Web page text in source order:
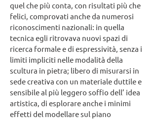
quel che più conta, con risultati più che
felici, comprovati anche da numerosi
riconoscimenti nazionali: in quella
tecnica egli ritrovava nuovi spazi di
ricerca formale e di espressività, senza i
limiti impliciti nelle modalità della
scultura in pietra; libero di misurarsi in
sede creativa con un materiale duttile e
sensibile al più leggero soffio dell’ idea
artistica, di esplorare anche i minimi
effetti del modellare sul piano